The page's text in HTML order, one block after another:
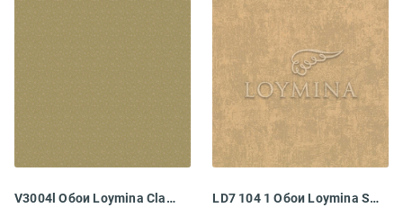
V3004l Обои Loymina Classic 2 LD7 104 1 Обои Loymina Satori II